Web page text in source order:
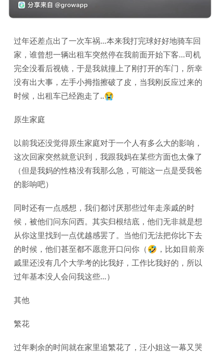
过年还差点出了一次车祸…本来我打完球好好地骑车回
家，谁曾想一辆出租车突然停在我前面开始下客…司机
完全没看后视镜，于是我就撞上了刚打开的车门，所幸
没有出大事，左手小拇指擦破了皮，当我刚反应过来的
时候，出租车已经跑走了..😭
原生家庭
以前我还没觉得原生家庭对于一个人有多么大的影响，
这次回家突然就意识到，我跟我妈在某些方面也太像了
（但是我妈的性格没有我那么急，可能这一点是受我爸
的影响吧）
同时还有一点感想，我们都讨厌那些过年走亲戚的时
候，被他们问东问西。其实归根结底，他们无非就是想
从你这里找到一点优越感罢了。当他们无法把你比下去
的时候，他们甚至都不愿意开口问你（🤣，比如目前亲
戚里还没有几个大学考的比我好，工作比我好的，所以
过年基本没人会问我这些…）
其他
繁花
过年剩余的时间就在家里追繁花了，汪小姐这一幕又哭